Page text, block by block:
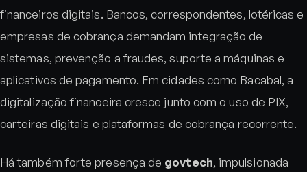
financeiros digitais. Bancos, correspondentes, lotéricas e
empresas de cobrança demandam integração de
sistemas, prevenção a fraudes, suporte a máquinas e
aplicativos de pagamento. Em cidades como Bacabal, a
digitalização financeira cresce junto com o uso de PIX,
carteiras digitais e plataformas de cobrança recorrente.
Há também forte presença de govtech, impulsionada